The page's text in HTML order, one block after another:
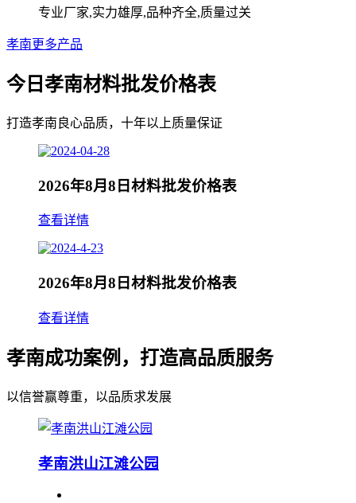
专业厂家,实力雄厚,品种齐全,质量过关
孝南更多产品
今日孝南材料批发价格表
打造孝南良心品质，十年以上质量保证
2026年8月8日材料批发价格表
查看详情
2026年8月8日材料批发价格表
查看详情
孝南成功案例，打造高品质服务
以信誉赢尊重，以品质求发展
孝南洪山江滩公园